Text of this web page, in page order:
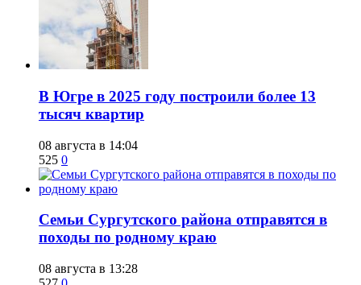
​В Югре в 2025 году построили более 13
тысяч квартир
08 августа в 14:04
525 0
​Семьи Сургутского района отправятся в
походы по родному краю
08 августа в 13:28